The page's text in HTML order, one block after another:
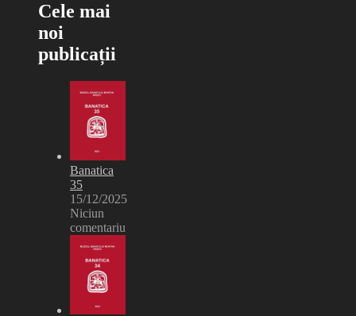
Cele mai
noi
publicații
Banatica
35
15/12/2025
Niciun
comentariu